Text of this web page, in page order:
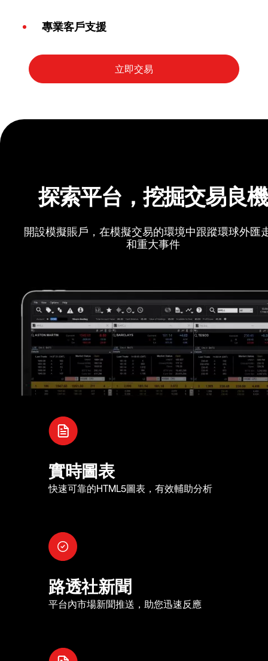
專業客戶支援
探索平台，挖掘交易良機
開設模擬賬戶，在模擬交易的環境中跟蹤環球外匯
和重大事件
實時圖表
快速可靠的HTML5圖表，有效輔助分析
路透社新聞
平台內市場新聞推送，助您迅速反應